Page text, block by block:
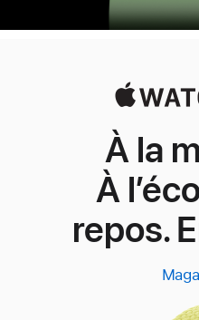
À la
À
repos.